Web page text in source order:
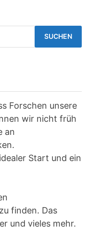
Forschen unsere
wir nicht früh
an
Start und ein
finden. Das
und vieles mehr.